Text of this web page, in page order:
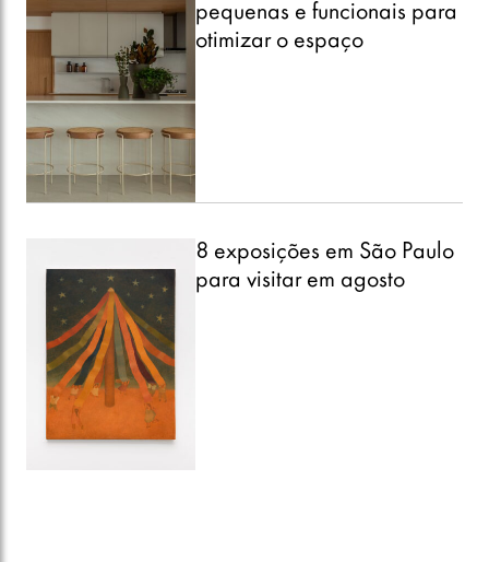
pequenas e funcionais para
otimizar o espaço
8 exposições em São Paulo
para visitar em agosto